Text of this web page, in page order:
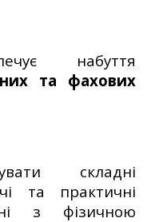
набуття
та
фахових
складні
та практичні
з фізичною